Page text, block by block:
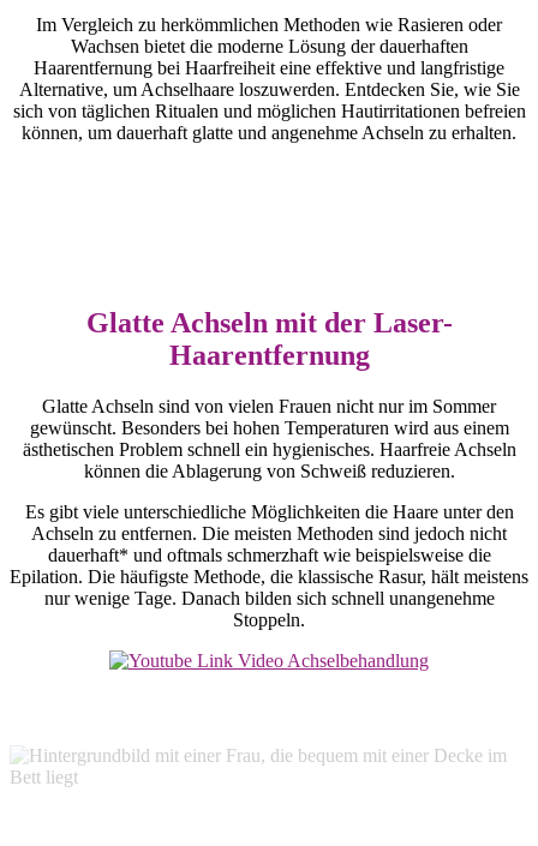
Im Vergleich zu herkömmlichen Methoden wie Rasieren oder
Wachsen bietet die moderne Lösung der dauerhaften
Haarentfernung bei Haarfreiheit eine effektive und langfristige
Alternative, um Achselhaare loszuwerden. Entdecken Sie, wie Sie
sich von täglichen Ritualen und möglichen Hautirritationen befreien
können, um dauerhaft glatte und angenehme Achseln zu erhalten.
Glatte Achseln mit der Laser-
Haarentfernung
Glatte Achseln sind von vielen Frauen nicht nur im Sommer
gewünscht. Besonders bei hohen Temperaturen wird aus einem
ästhetischen Problem schnell ein hygienisches. Haarfreie Achseln
können die Ablagerung von Schweiß reduzieren.
Es gibt viele unterschiedliche Möglichkeiten die Haare unter den
Achseln zu entfernen. Die meisten Methoden sind jedoch nicht
dauerhaft* und oftmals schmerzhaft wie beispielsweise die
Epilation. Die häufigste Methode, die klassische Rasur, hält meistens
nur wenige Tage. Danach bilden sich schnell unangenehme
Stoppeln.